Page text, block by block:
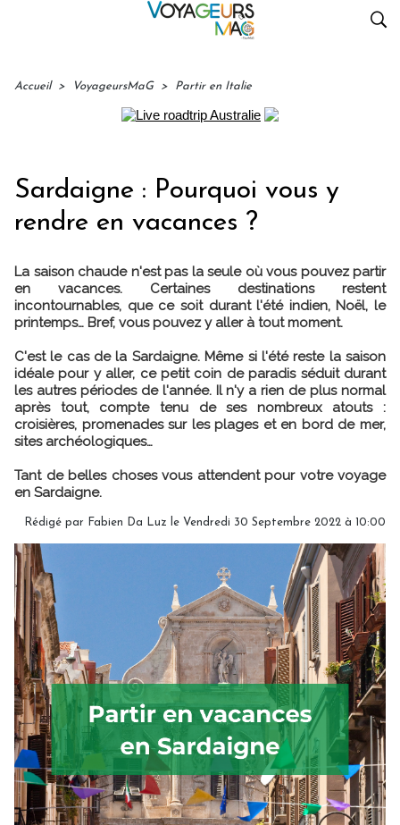
Accueil > VoyageursMaG > Partir en Italie
Sardaigne : Pourquoi vous y
rendre en vacances ?
La saison chaude n'est pas la seule où vous pouvez partir
en vacances. Certaines destinations restent
incontournables, que ce soit durant l'été indien, Noël, le
printemps… Bref, vous pouvez y aller à tout moment.
C'est le cas de la Sardaigne. Même si l'été reste la saison
idéale pour y aller, ce petit coin de paradis séduit durant
les autres périodes de l'année. Il n'y a rien de plus normal
après tout, compte tenu de ses nombreux atouts :
croisières, promenades sur les plages et en bord de mer,
sites archéologiques…
Tant de belles choses vous attendent pour votre voyage
en Sardaigne.
Rédigé par Fabien Da Luz le Vendredi 30 Septembre 2022 à 10:00